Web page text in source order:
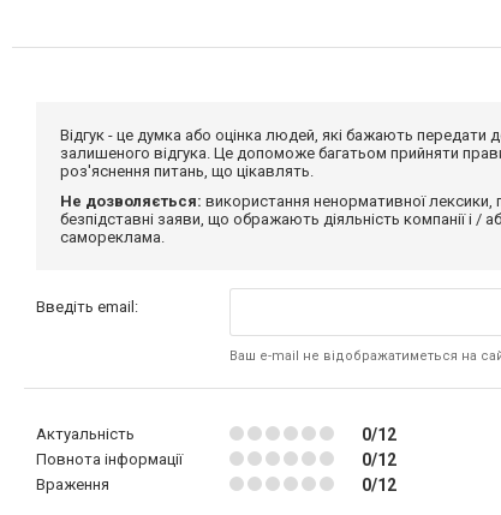
Відгук - це думка або оцінка людей, які бажають
залишеного відгука. Це допоможе багатьом прийняти
роз'яснення питань, що цікавлять.
Не дозволяється: використання ненормативної
безпідставні заяви, що ображають діяльність компанії і /
самореклама.
Введіть email:
Ваш e-mail не відображатиметься на
Актуальність 0/12
Повнота інформації 0/12
Враження 0/12